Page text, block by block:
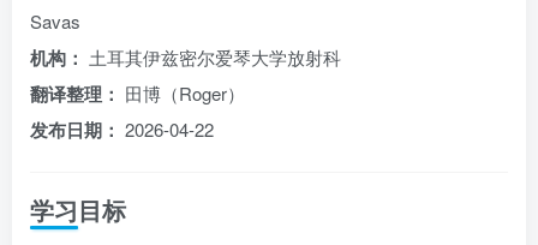
Savas
机构： 土耳其伊兹密尔爱琴大学放射科
翻译整理： 田博（Roger）
发布日期： 2026-04-22
学习目标